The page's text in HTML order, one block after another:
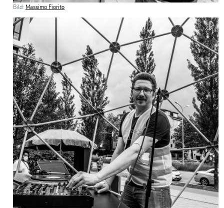
Bild: Massimo Fiorito